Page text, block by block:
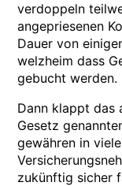
verdoppeln
angepriesenen
Dauer von
welzheim dass
gebucht werden.
Dann klappt das
Gesetz
gewähren in
zukünftig sicher